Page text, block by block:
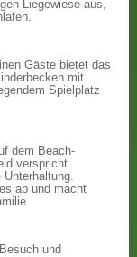
Liegewiese aus,
Gäste bietet das
mit
Spielplatz
dem Beach-
verspricht
ab und macht
und